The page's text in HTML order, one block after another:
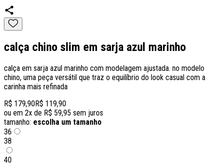
calça chino slim em sarja azul marinho
calça em sarja azul marinho com modelagem ajustada. no modelo
chino, uma peça versátil que traz o equilíbrio do look casual com a
carinha mais refinada
R$ 179,90R$ 119,90
ou em 2x de R$ 59,95 sem juros
tamanho: escolha um tamanho
36
38
40